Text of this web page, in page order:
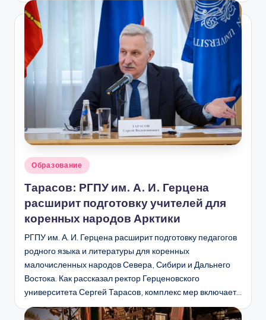
Опубликовано
Образование
Тарасов: РГПУ им. А. И. Герцена
расширит подготовку учителей для
коренных народов Арктики
РГПУ им. А. И. Герцена расширит подготовку педагогов
родного языка и литературы для коренных
малочисленных народов Севера, Сибири и Дальнего
Востока. Как рассказал ректор Герценовского
университета Сергей Тарасов, комплекс мер включает…